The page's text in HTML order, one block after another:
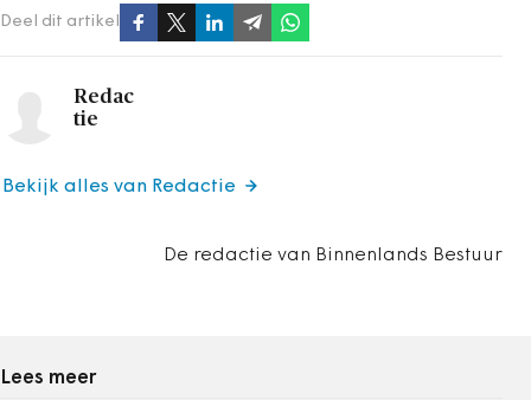
Deel dit artikel
Redac
tie
De redactie van Binnenlands Bestuur
Bekijk alles van Redactie
Lees meer